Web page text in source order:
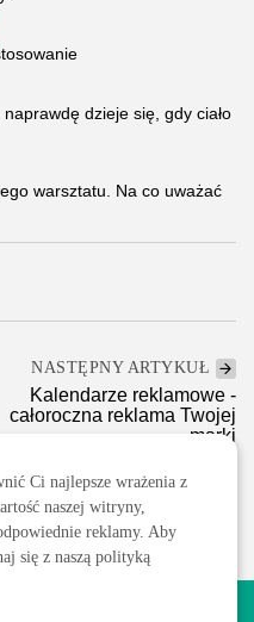
dzieje się, gdy ciało
warsztatu. Na co uważać
NASTĘPNY ARTYKUŁ
Kalendarze reklamowe -
całoroczna reklama Twojej
marki
Uncategorized
Ci najlepsze wrażenia z
naszej witryny,
reklamy. Aby
się z naszą polityką